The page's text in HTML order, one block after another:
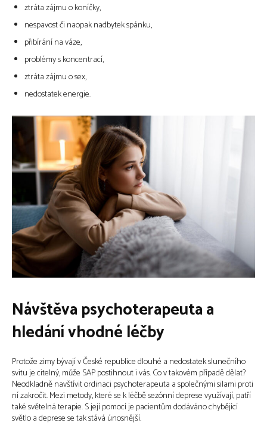
ztráta zájmu o koníčky,
nespavost či naopak nadbytek spánku,
přibírání na váze,
problémy s koncentrací,
ztráta zájmu o sex,
nedostatek energie.
Návštěva psychoterapeuta a
hledání vhodné léčby
Protože zimy bývají v České republice dlouhé a nedostatek slunečního
svitu je citelný, může SAP postihnout i vás. Co v takovém případě dělat?
Neodkladně navštívit ordinaci psychoterapeuta a společnými silami proti
ní zakročit. Mezi metody, které se k léčbě sezónní deprese využívají, patří
také světelná terapie. S její pomocí je pacientům dodáváno chybějící
světlo a deprese se tak stává únosnější.